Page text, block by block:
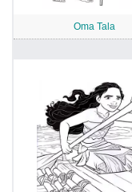
Oma Tala